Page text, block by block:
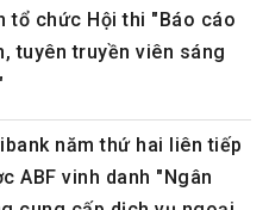
tổ chức Hội thi "Báo cáo
tuyên truyền viên sáng
năm thứ hai liên tiếp
ABF vinh danh "Ngân